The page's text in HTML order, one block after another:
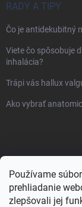
Používame
prehliadanie
zlepšovali jej
RADY A TIPY
Čo je antidekubitný
Viete čo spôsobuje
inhalácia?
Trápi vás hallux
Ako vybrať